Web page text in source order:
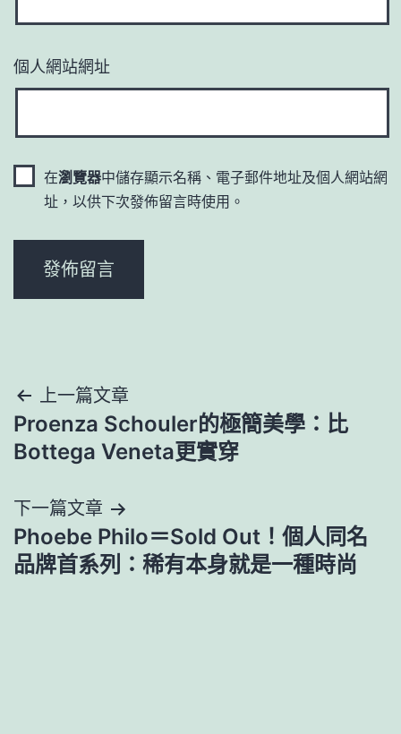
個人網站網址
在瀏覽器中儲存顯示名稱、電子郵件地址及個人網站網
址，以供下次發佈留言時使用。
文
章
覽
上一篇文章
Proenza Schouler的極簡美學：比
Bottega Veneta更實穿
下一篇文章
Phoebe Philo＝Sold Out！個人同名
品牌首系列：稀有本身就是一種時尚